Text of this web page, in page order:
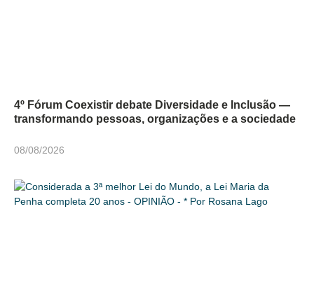
4º Fórum Coexistir debate Diversidade e Inclusão —
transformando pessoas, organizações e a sociedade
08/08/2026